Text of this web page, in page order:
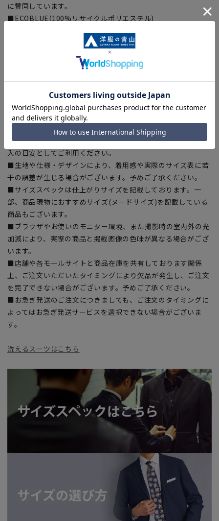
に賛同しています。
■ECOBLUE(100%リサイクルポリエステル)
を繊維へと再生しています。
当製品は裏地の糸の一部に『ECOBLUE』を使用しています。
【シルエット】《細め(スリム)》 (当社比)
【商品に関するご注意】
■商品画像はサンプルのため、色味やサイズ等の仕様に変更が
ある場合がございますので、予めご了承ください。
■ゆとり感には個人差があります。サイズ表を確認の上、ご購
入の目安としてご利用ください。
■生地や仕様・デザインにより、着用感や実際のサイズ表に若
干の誤差が生じる場合がございます。予めご了承ください。
■サイズスペックは仕上がりサイズを記載しております。一
部、商品現物におすすめサイズ(ヌードサイズ)を記載している
商品もございます。
■ブラウザやお使いのモニター環境、また撮影時の室内外の光
加減により、実際の商品と掲載画像の色味が異なる場合がござ
います。
■店舗や各モールサイトと商品在庫を共有しております関係
上、ご注文いただいたタイミングにより欠品が発生し、ご注文
を完了できない場合がございます。予めご了承ください。
■お急ぎ発送のご注文につきましても、ご注文のタイミングに
よってはお急ぎ発送サービスを選択できない場合がございま
す。
洗えるスーツはこちら